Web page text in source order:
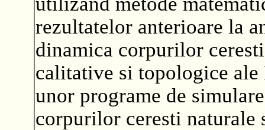
rezultatelor anterioare la
dinamica corpurilor
calitative si topologice
unor programe de
corpurilor ceresti